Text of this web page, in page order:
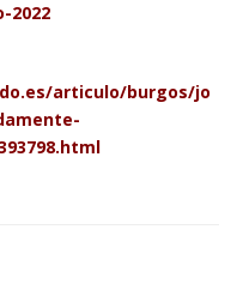
2022
articulo/burgos/jo